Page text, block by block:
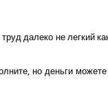
далеко не легкий
но деньги